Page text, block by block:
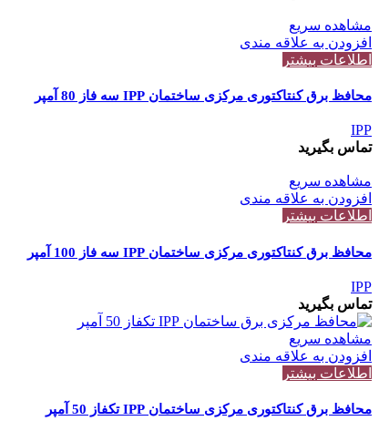
مشاهده سریع
افزودن به علاقه مندی
اطلاعات بیشتر
محافظ برق کنتاکتوری مرکزی ساختمان IPP سه فاز 80 آمپر
IPP
تماس بگیرید
مشاهده سریع
افزودن به علاقه مندی
اطلاعات بیشتر
محافظ برق کنتاکتوری مرکزی ساختمان IPP سه فاز 100 آمپر
IPP
تماس بگیرید
مشاهده سریع
افزودن به علاقه مندی
اطلاعات بیشتر
محافظ برق کنتاکتوری مرکزی ساختمان IPP تکفاز 50 آمپر